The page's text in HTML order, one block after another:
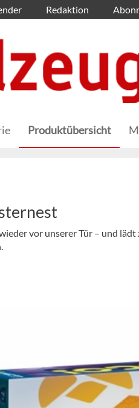
Redaktion
Produktübersicht
vor unserer Tür – und